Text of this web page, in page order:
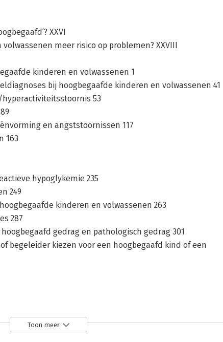
XXVI
meer risico op problemen? XXVIII
kinderen en volwassenen 1
bij hoogbegaafde kinderen en volwassenen 41
53
en angststoornissen 117
163
hypoglykemie 235
249
kinderen en volwassenen 263
287
gedrag en pathologisch gedrag 301
begeleider kiezen voor een hoogbegaafd kind of een
Toon meer